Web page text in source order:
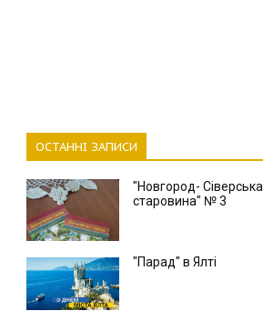
ОСТАННІ ЗАПИСИ
"Новгород- Сіверська
старовина" № 3
"Парад" в Ялті